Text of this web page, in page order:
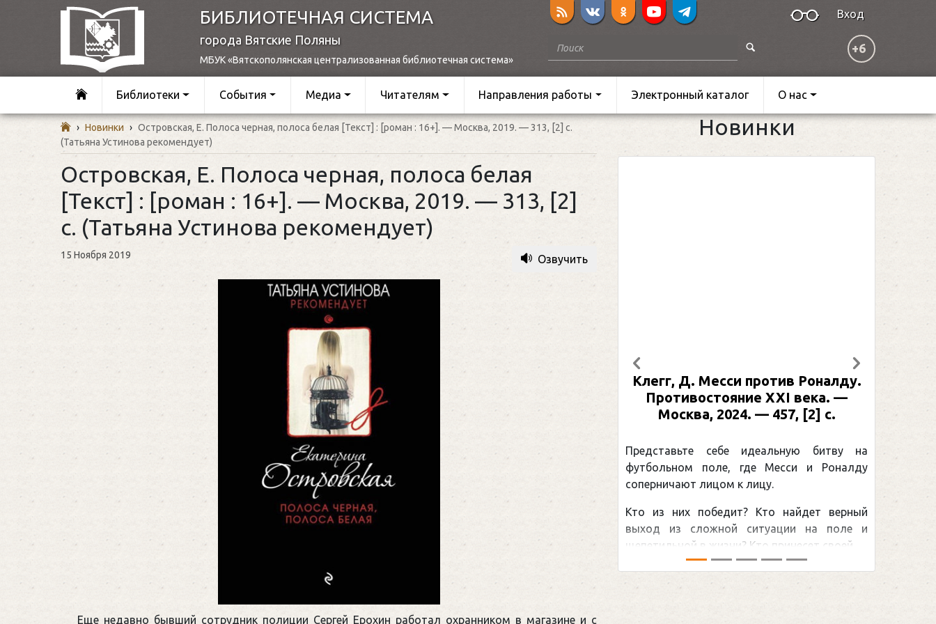
БИБЛИОТЕЧНАЯ СИСТЕМА
города Вятские Поляны
МБУК «Вятскополянская централизованная библиотечная система»
Вход
+6
Библиотеки События Медиа Читателям Направления работы Электронный каталог О нас
› Новинки › Островская, Е. Полоса черная, полоса белая [Текст] : [роман : 16+]. — Москва, 2019. — 313, [2] с.
(Татьяна Устинова рекомендует)
Островская, Е. Полоса черная, полоса белая
[Текст] : [роман : 16+]. — Москва, 2019. — 313, [2]
с. (Татьяна Устинова рекомендует)
15 Ноября 2019 Озвучить
Еще недавно бывший сотрудник полиции Сергей Ерохин работал охранником в магазине и с
Новинки
Клегг, Д. Месси против Роналду.
Противостояние XXI века. —
Москва, 2024. — 457, [2] с.
Представьте себе идеальную битву на
футбольном поле, где Месси и Роналду
соперничают лицом к лицу.
Кто из них победит? Кто найдет верный
выход из сложной ситуации на поле и
щепетильной в жизни? Кто принесет своей ...
Предыдущий Следующий